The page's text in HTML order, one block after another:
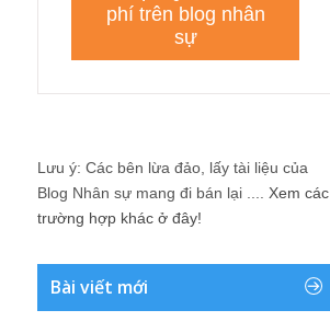
Lưu ý: Các bên lừa đảo, lấy tài liệu của
Blog Nhân sự mang đi bán lại .... Xem các
trường hợp khác ở đây!
Bài viết mới